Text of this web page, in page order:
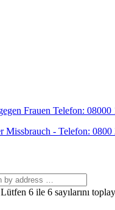
Lütfen 6 ile 6 sayılarını